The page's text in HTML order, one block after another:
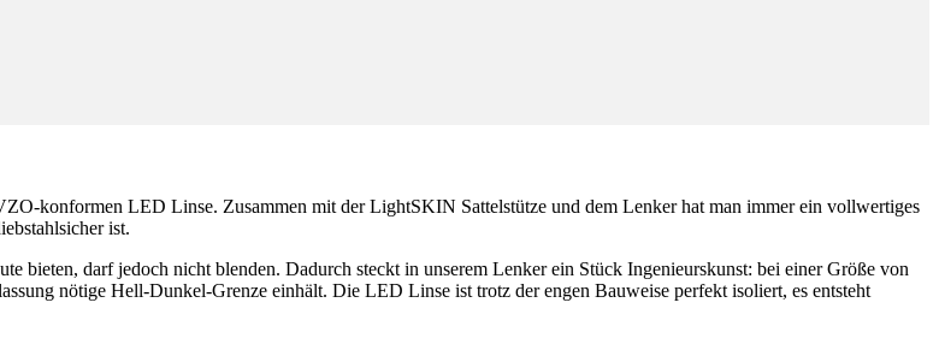
konformen LED Linse. Zusammen mit der LightSKIN Sattelstütze und dem Lenker hat man immer ein vollwertiges
ist.
bieten, darf jedoch nicht blenden. Dadurch steckt in unserem Lenker ein Stück Ingenieurskunst: bei einer Größe von
nötige Hell-Dunkel-Grenze einhält. Die LED Linse ist trotz der engen Bauweise perfekt isoliert, es entsteht